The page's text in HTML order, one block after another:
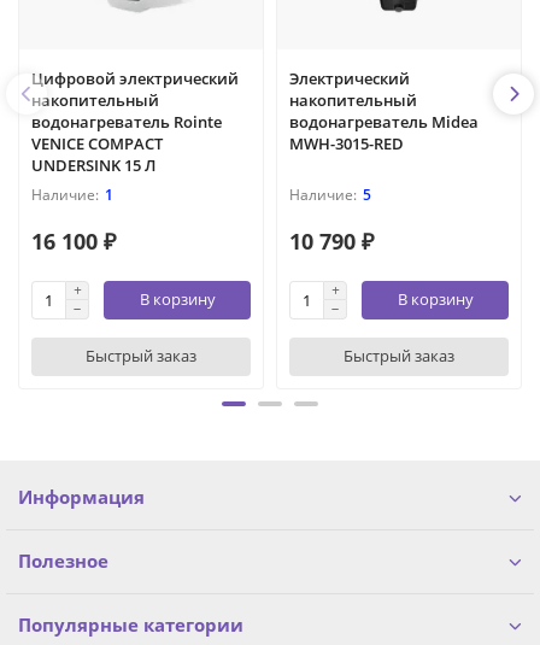
Цифровой электрический
накопительный
водонагреватель Rointe
VENICE COMPACT
UNDERSINK 15 Л
1
16 100 ₽
В корзину
Быстрый заказ
Электрический
накопительный
водонагреватель Midea
MWH-3015-RED
5
10 790 ₽
В корзину
Быстрый заказ
Информация
Полезное
Популярные категории